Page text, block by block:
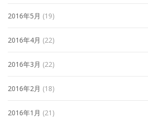
2016年5月 (19)
2016年4月 (22)
2016年3月 (22)
2016年2月 (18)
2016年1月 (21)